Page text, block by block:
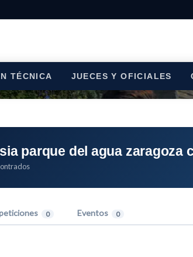
TÉCNICA JUECES Y OFICIALES
parque del agua zaragoza
0 Eventos 0